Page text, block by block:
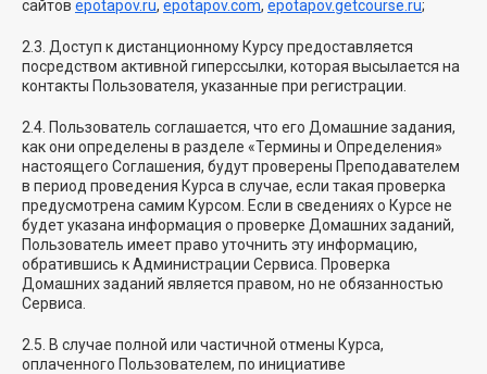
сайтов epotapov.ru, epotapov.com, epotapov.getcourse.ru;
2.3. Доступ к дистанционному Курсу предоставляется
посредством активной гиперссылки, которая высылается на
контакты Пользователя, указанные при регистрации.
2.4. Пользователь соглашается, что его Домашние задания,
как они определены в разделе «Термины и Определения»
настоящего Соглашения, будут проверены Преподавателем
в период проведения Курса в случае, если такая проверка
предусмотрена самим Курсом. Если в сведениях о Курсе не
будет указана информация о проверке Домашних заданий,
Пользователь имеет право уточнить эту информацию,
обратившись к Администрации Сервиса. Проверка
Домашних заданий является правом, но не обязанностью
Сервиса.
2.5. В случае полной или частичной отмены Курса,
оплаченного Пользователем, по инициативе